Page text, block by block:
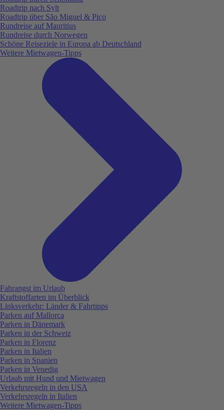
Roadtrip nach Sylt
Roadtrip über São Miguel & Pico
Rundreise auf Mauritius
Rundreise durch Norwegen
Schöne Reiseziele in Europa ab Deutschland
Weitere Mietwagen-Tipps
Fahrangst im Urlaub
Kraftstoffarten im Überblick
Linksverkehr: Länder & Fahrtipps
Parken auf Mallorca
Parken in Dänemark
Parken in der Schweiz
Parken in Florenz
Parken in Italien
Parken in Spanien
Parken in Venedig
Urlaub mit Hund und Mietwagen
Verkehrsregeln in den USA
Verkehrsregeln in Italien
Weitere Mietwagen-Tipps